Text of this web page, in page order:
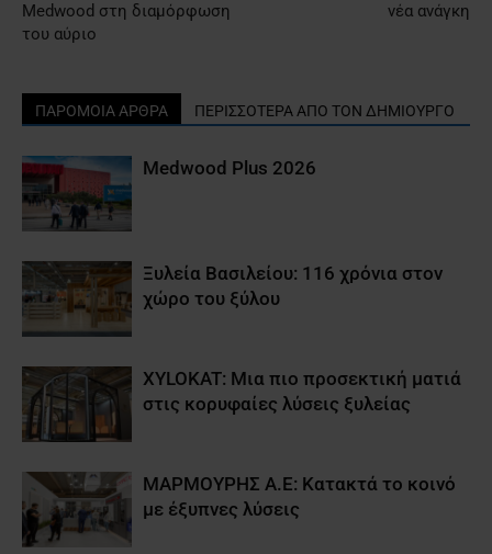
Medwood στη διαμόρφωση
του αύριο
νέα ανάγκη
ΠΑΡΟΜΟΙΑ ΑΡΘΡΑ ΠΕΡΙΣΣΟΤΕΡΑ ΑΠΟ ΤΟΝ ΔΗΜΙΟΥΡΓΟ
Medwood Plus 2026
Ξυλεία Βασιλείου: 116 χρόνια στον
χώρο του ξύλου
XYLOKAT: Μια πιο προσεκτική ματιά
στις κορυφαίες λύσεις ξυλείας
ΜΑΡΜΟΥΡΗΣ Α.Ε: Κατακτά το κοινό
με έξυπνες λύσεις